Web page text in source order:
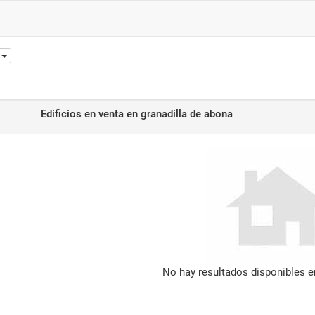
Edificios en ventaen granadilla de abona
No hay resultados disponibles